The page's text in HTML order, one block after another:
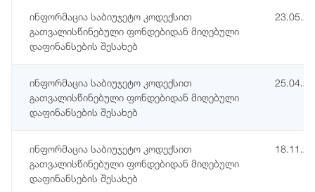
ინფორმაცია საბიუჯეტო კოდექსით
გათვალისწინებული ფონდებიდან მიღებული
დაფინანსების შესახებ
ინფორმაცია საბიუჯეტო კოდექსით
გათვალისწინებული ფონდებიდან მიღებული
დაფინანსების შესახებ
ინფორმაცია საბიუჯეტო კოდექსით
გათვალისწინებული ფონდებიდან მიღებული
დაფინანსების შესახებ